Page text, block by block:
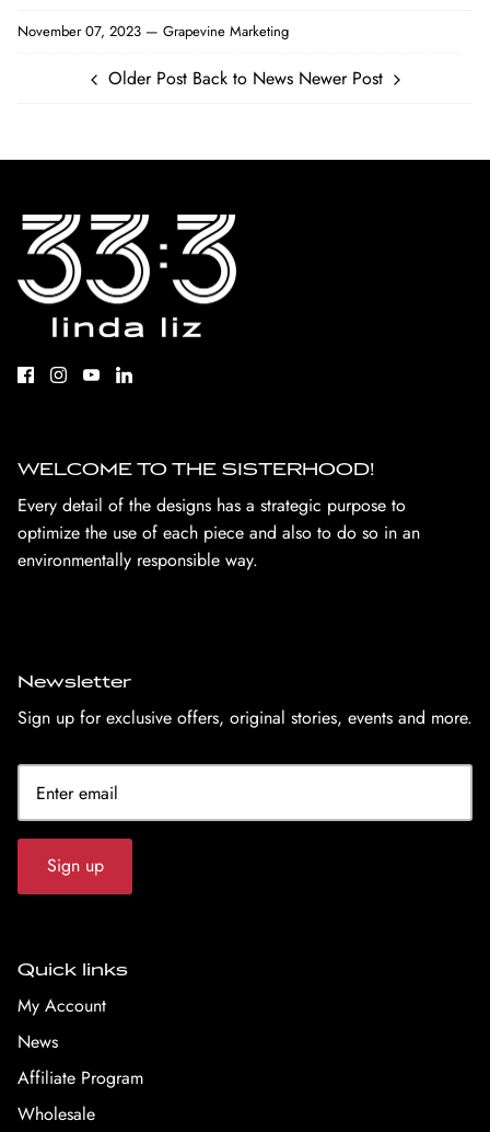
November 07, 2023 — Grapevine Marketing
Older Post Back to News Newer Post
WELCOME TO THE SISTERHOOD!
Every detail of the designs has a strategic purpose to
optimize the use of each piece and also to do so in an
environmentally responsible way.
Newsletter
Sign up for exclusive offers, original stories, events and more.
Sign up
Quick links
My Account
News
Affiliate Program
Wholesale